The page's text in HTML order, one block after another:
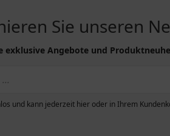
Sie unseren
exklusive Angebote und
und kann jederzeit hier oder in Ihrem